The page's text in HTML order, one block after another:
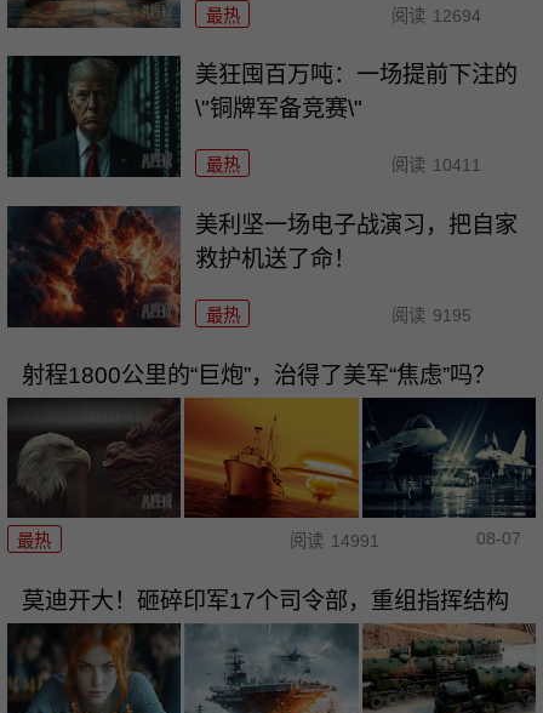
最热 阅读 12694
美狂囤百万吨：一场提前下注的
\"铜牌军备竞赛\"
最热 阅读 10411
美利坚一场电子战演习，把自家
救护机送了命！
最热 阅读 9195
射程1800公里的“巨炮”，治得了美军“焦虑”吗？
最热 阅读 14991 08-07
莫迪开大！砸碎印军17个司令部，重组指挥结构